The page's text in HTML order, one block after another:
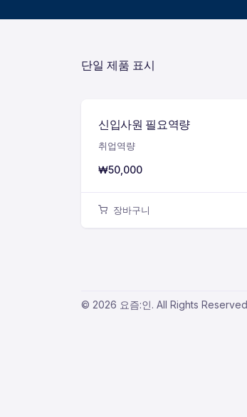
단일 제품 표시
신입사원 필요역량
취업역량
₩50,000
장바구니
© 2026 요즘:인. All Rights Reserved